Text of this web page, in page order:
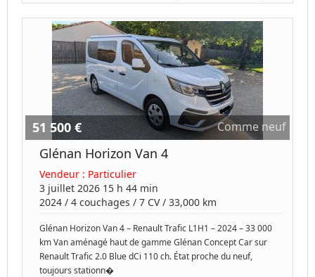
51 500 € Comme neuf
Glénan Horizon Van 4
Vendeur : Particulier
3 juillet 2026 15 h 44 min
2024 / 4 couchages / 7 CV / 33,000 km
Glénan Horizon Van 4 – Renault Trafic L1H1 – 2024 – 33 000
km Van aménagé haut de gamme Glénan Concept Car sur
Renault Trafic 2.0 Blue dCi 110 ch. État proche du neuf,
toujours stationn�